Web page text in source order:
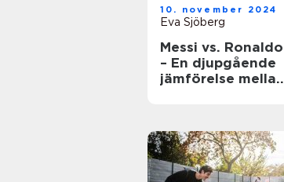
10. november 2024
Eva Sjöberg
Messi vs. Ronaldo
– En djupgående
jämförelse mellan